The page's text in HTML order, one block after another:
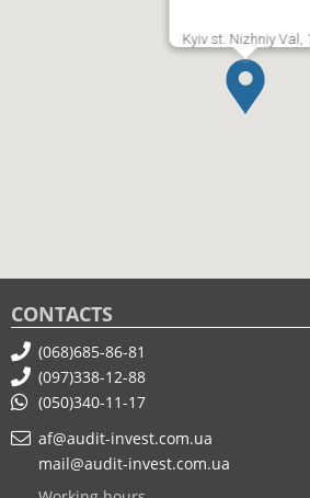
Kyiv st. Nizhniy Val,
CONTACTS
(068)685-86-81
(097)338-12-88
(050)340-11-17
af@audit-invest.com.ua
mail@audit-invest.com.ua